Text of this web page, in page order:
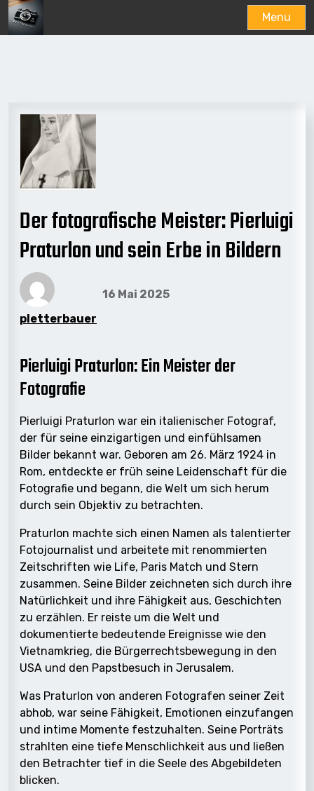
Menu
Der fotografische Meister: Pierluigi
Praturlon und sein Erbe in Bildern
pletterbauer
16 Mai 2025
Pierluigi Praturlon: Ein Meister der
Fotografie
Pierluigi Praturlon war ein italienischer Fotograf,
der für seine einzigartigen und einfühlsamen
Bilder bekannt war. Geboren am 26. März 1924 in
Rom, entdeckte er früh seine Leidenschaft für die
Fotografie und begann, die Welt um sich herum
durch sein Objektiv zu betrachten.
Praturlon machte sich einen Namen als talentierter
Fotojournalist und arbeitete mit renommierten
Zeitschriften wie Life, Paris Match und Stern
zusammen. Seine Bilder zeichneten sich durch ihre
Natürlichkeit und ihre Fähigkeit aus, Geschichten
zu erzählen. Er reiste um die Welt und
dokumentierte bedeutende Ereignisse wie den
Vietnamkrieg, die Bürgerrechtsbewegung in den
USA und den Papstbesuch in Jerusalem.
Was Praturlon von anderen Fotografen seiner Zeit
abhob, war seine Fähigkeit, Emotionen einzufangen
und intime Momente festzuhalten. Seine Porträts
strahlten eine tiefe Menschlichkeit aus und ließen
den Betrachter tief in die Seele des Abgebildeten
blicken.